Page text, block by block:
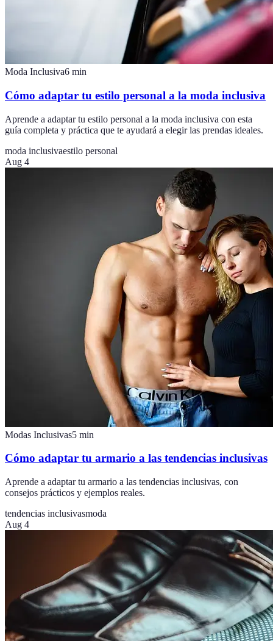
Moda Inclusiva6 min
Cómo adaptar tu estilo personal a la moda inclusiva
Aprende a adaptar tu estilo personal a la moda inclusiva con esta
guía completa y práctica que te ayudará a elegir las prendas ideales.
moda inclusivaestilo personal
Aug 4
Modas Inclusivas5 min
Cómo adaptar tu armario a las tendencias inclusivas
Aprende a adaptar tu armario a las tendencias inclusivas, con
consejos prácticos y ejemplos reales.
tendencias inclusivasmoda
Aug 4